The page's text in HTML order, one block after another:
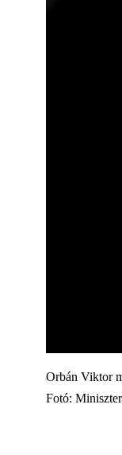
Orbán Viktor
Fotó: